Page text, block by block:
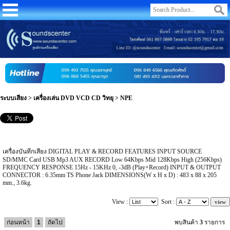
ระบบเสียง > เครื่องเล่น DVD VCD CD วิทยุ > NPE
เครื่องบันทึกเสียง DIGITAL PLAY & RECORD FEATURES INPUT SOURCE
SD/MMC Card USB Mp3 AUX RECORD Low 64Kbps Mid 128Kbps High (256Kbps)
FREQUENCY RESPONSE 15Hz - 15KHz 0, -3dB (Play+Record) INPUT & OUTPUT
CONNECTOR : 6.35mm TS Phone Jack DIMENSIONS(W x H x D) : 483 x 88 x 205
mm., 3.6kg.
View : Sort :
ก่อนหน้า 1 ถัดไป พบสินค้า 3 รายการ